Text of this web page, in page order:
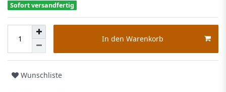
Sofort versandfertig
In den Warenkorb
Wunschliste